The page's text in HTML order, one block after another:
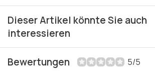
Dieser Artikel könnte Sie auch
interessieren
Bewertungen 5/5